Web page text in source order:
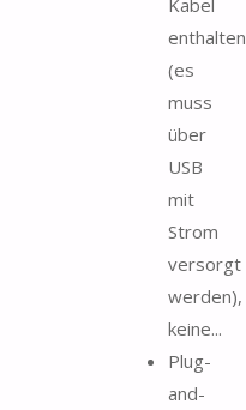
enthalten
(es
muss
über
USB
mit
Strom
versorgt
werden),
keine...
Plug-
and-